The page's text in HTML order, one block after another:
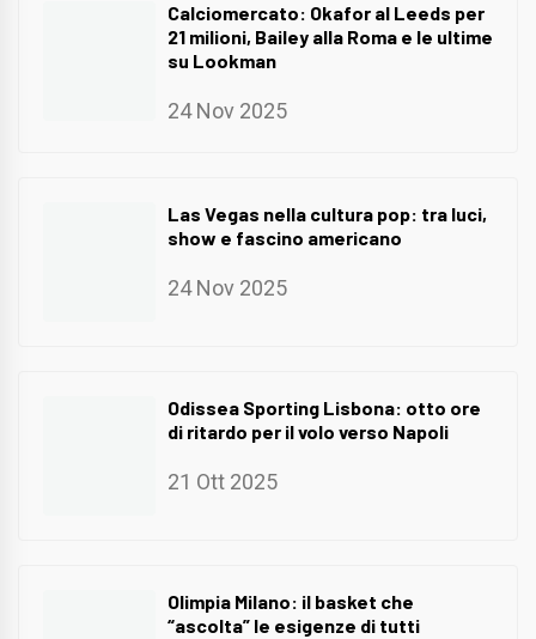
Calciomercato: Okafor al Leeds per
21 milioni, Bailey alla Roma e le ultime
su Lookman
24 Nov 2025
Las Vegas nella cultura pop: tra luci,
show e fascino americano
24 Nov 2025
Odissea Sporting Lisbona: otto ore
di ritardo per il volo verso Napoli
21 Ott 2025
Olimpia Milano: il basket che
“ascolta” le esigenze di tutti